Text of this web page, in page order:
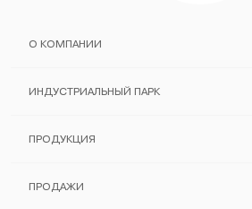
О КОМПАНИИ
ИСТОРИЯ ЗАВОДА
ИНДУСТРИАЛЬНЫЙ ПАРК
ПРОДУКЦИЯ
ДВИГАТЕЛИ ЗМЗ
ПРОДАЖИ